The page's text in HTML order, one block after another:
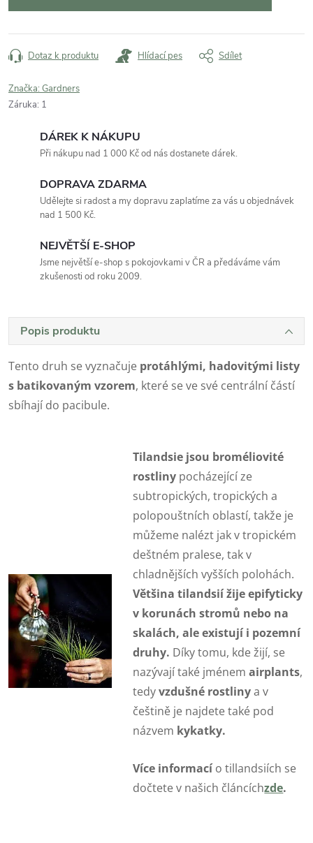
Dotaz k produktu Hlídací pes Sdílet
Značka: Gardners
Záruka: 1
DÁREK K NÁKUPU
Při nákupu nad 1 000 Kč od nás dostanete dárek.
DOPRAVA ZDARMA
Udělejte si radost a my dopravu zaplatíme za vás u objednávek
nad 1 500 Kč.
NEJVĚTŠÍ E-SHOP
Jsme největší e-shop s pokojovkami v ČR a předáváme vám
zkušenosti od roku 2009.
Popis produktu
Tento druh se vyznačuje protáhlými, hadovitými listy
s batikovaným vzorem, které se ve své centrální částí
sbíhají do pacibule.
Tilandsie jsou broméliovité
rostliny pocházející ze
subtropických, tropických a
polopouštních oblastí, takže je
můžeme nalézt jak v tropickém
deštném pralese, tak v
chladnějších vyšších polohách.
Většina tilandsií žije epifyticky
v korunách stromů nebo na
skalách, ale existují i pozemní
druhy. Díky tomu, kde žijí, se
nazývají také jménemairplants,
tedyvzdušné rostlinya v
češtině je najdete také pod
názvem kykatky.
Více informacío tillandsiích se
dočtete v našich článcíchzde.